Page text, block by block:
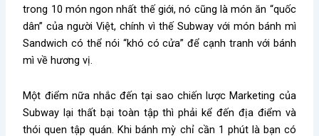
trong 10 món ngon nhất thế giới, nó cũng là món ăn “quốc
dân” của người Việt, chính vì thế Subway với món bánh mì
Sandwich có thể nói “khó có cửa” để cạnh tranh với bánh
mì về hương vị.
Một điểm nữa nhắc đến tại sao chiến lược Marketing của
Subway lại thất bại toàn tập thì phải kể đến địa điểm và
thói quen tập quán. Khi bánh mỳ chỉ cần 1 phút là bạn có